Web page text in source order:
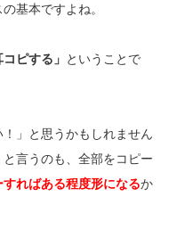
基本ですよね。
ピする」 ということで
」と思うかもしれません
言うのも、全部をコピー
ればある程度形になるか